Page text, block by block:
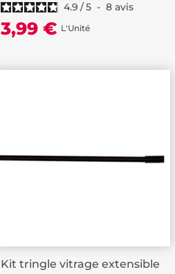
4.9 /5 - 8 avis
3,99 € L'Unité
Kit tringle vitrage extensible